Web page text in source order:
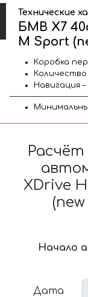
Технические
БМВ X7
M Sport
Коробка
Навигация –
XDrive
Начало
Дата